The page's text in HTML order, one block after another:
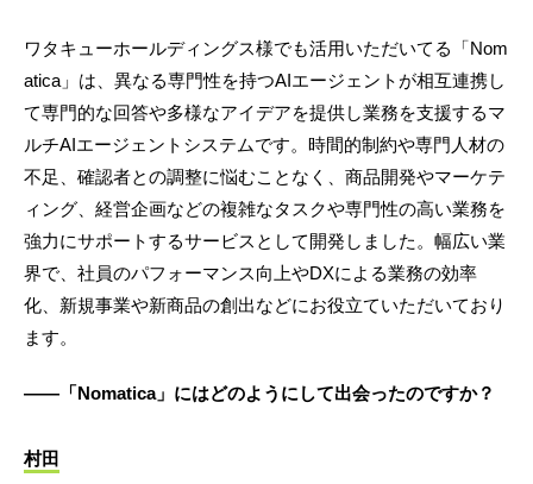
ワタキューホールディングス様でも活用いただいてる「Nom
atica」は、異なる専門性を持つAIエージェントが相互連携し
て専門的な回答や多様なアイデアを提供し業務を支援するマ
ルチAIエージェントシステムです。時間的制約や専門人材の
不足、確認者との調整に悩むことなく、商品開発やマーケテ
ィング、経営企画などの複雑なタスクや専門性の高い業務を
強力にサポートするサービスとして開発しました。幅広い業
界で、社員のパフォーマンス向上やDXによる業務の効率
化、新規事業や新商品の創出などにお役立ていただいており
ます。
――「Nomatica」にはどのようにして出会ったのですか？
村田